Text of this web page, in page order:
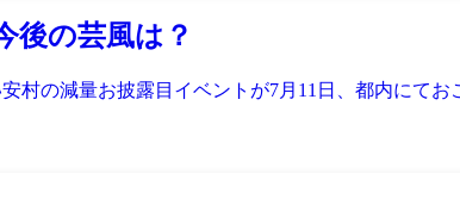
後の芸風は？
村の減量お披露目イベントが7月11日、都内にて